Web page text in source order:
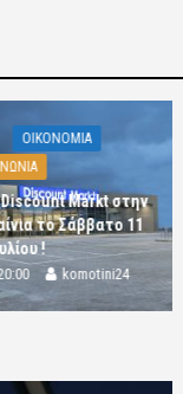
OIKONOMIA
Markt στην
το Σάββατο 11
!
komotini24